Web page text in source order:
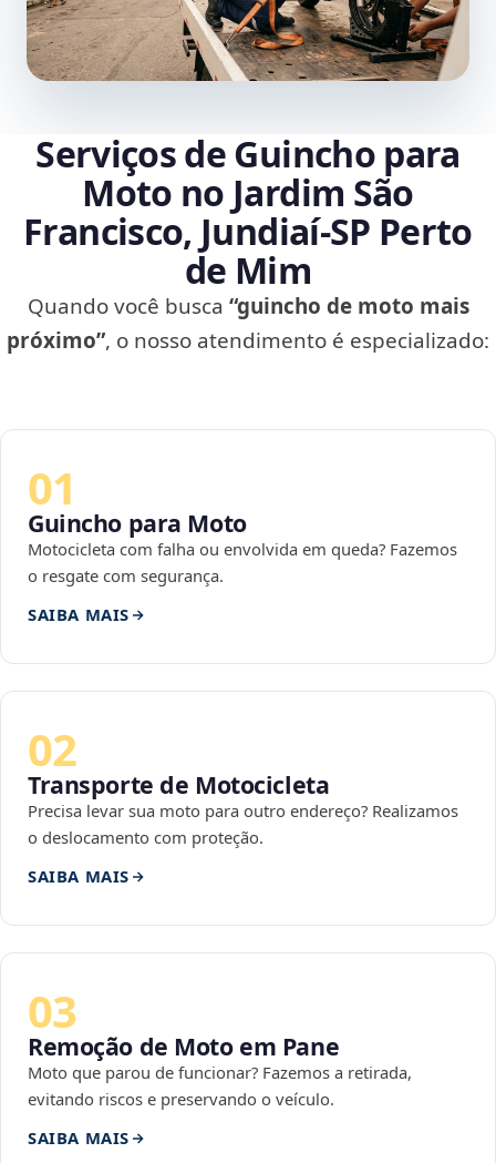
Serviços de Guincho para
Moto no Jardim São
Francisco, Jundiaí‑SP Perto
de Mim
Quando você busca “guincho de moto mais
próximo”, o nosso atendimento é especializado:
01
Guincho para Moto
Motocicleta com falha ou envolvida em queda? Fazemos
o resgate com segurança.
SAIBA MAIS
02
Transporte de Motocicleta
Precisa levar sua moto para outro endereço? Realizamos
o deslocamento com proteção.
SAIBA MAIS
03
Remoção de Moto em Pane
Moto que parou de funcionar? Fazemos a retirada,
evitando riscos e preservando o veículo.
SAIBA MAIS